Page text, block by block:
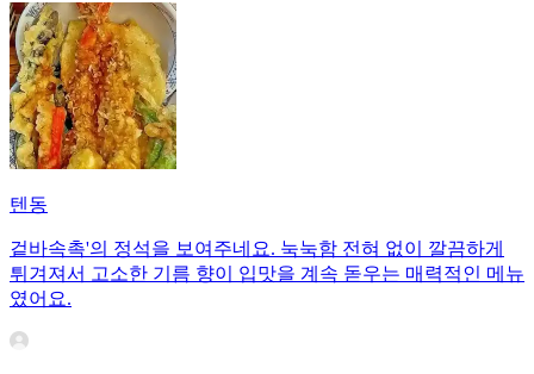
텐동
겉바속촉'의 정석을 보여주네요. 눅눅함 전혀 없이 깔끔하게
튀겨져서 고소한 기름 향이 입맛을 계속 돋우는 매력적인 메뉴
였어요.